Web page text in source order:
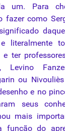
um. Para
fazer como
literalmente
e ter
Levino
ou
e no
seus
mais
função do